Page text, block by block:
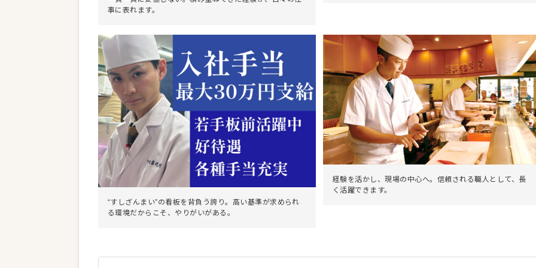
事に表れます。
“すしざんまい”の看板を背負う誇り。高い基準が求められ
る環境だからこそ、やりがいがある。
経験を活かし、現場の中心へ。信頼される職人として、長
く活躍できます。